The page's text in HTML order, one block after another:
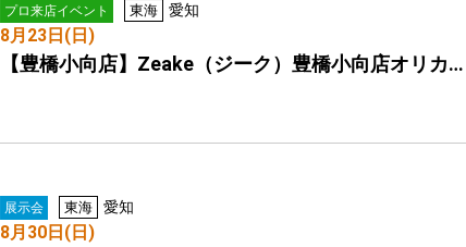
プロ来店イベント 東海 愛知
8月23日(日)
【豊橋小向店】Zeake（ジーク）豊橋小向店オリカ…
展示会 東海 愛知
8月30日(日)